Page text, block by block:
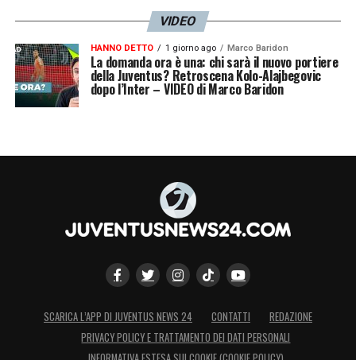
VIDEO
HANNO DETTO 1 giorno ago Marco Baridon
La domanda ora è una: chi sarà il nuovo portiere
della Juventus? Retroscena Kolo-Alajbegovic
dopo l’Inter – VIDEO di Marco Baridon
SCARICA L’APP DI JUVENTUS NEWS 24 CONTATTI
REDAZIONE
PRIVACY POLICY E TRATTAMENTO DEI DATI PERSONALI